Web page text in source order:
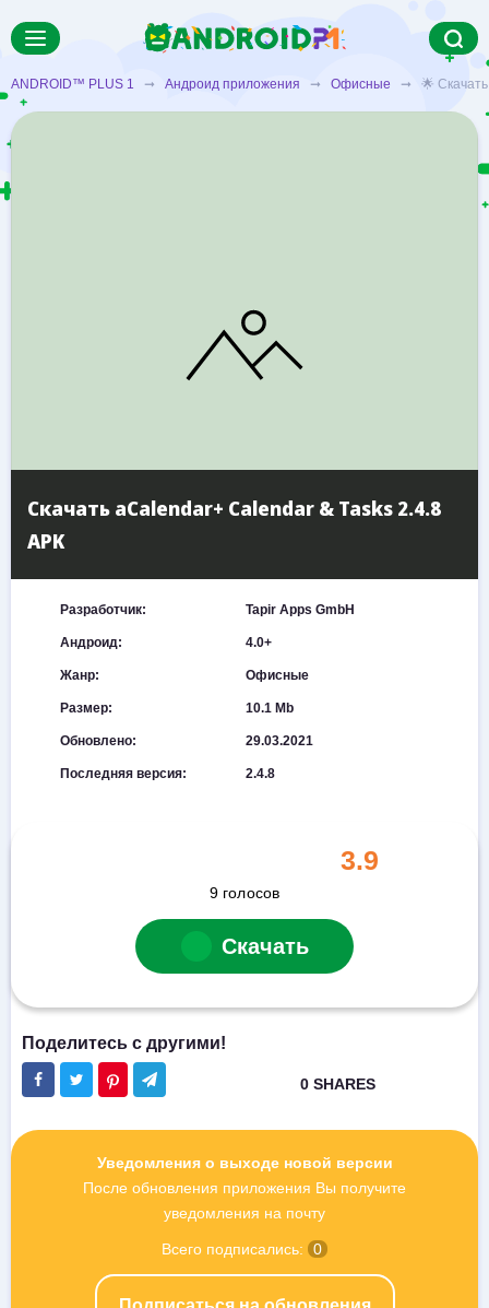
ANDROID™ PLUS 1 ➞ Андроид приложения ➞ Офисные ➞ 🌟 Скачать
Скачать aCalendar+ Calendar & Tasks 2.4.8
APK
Разработчик: Tapir Apps GmbH
Андроид: 4.0+
Жанр: Офисные
Размер: 10.1 Mb
Обновлено: 29.03.2021
Последняя версия: 2.4.8
3.9
9 голосов
Скачать
Уведомления о выходе новой версии
После обновления приложения Вы получите
уведомления на почту
Всего подписались: 0